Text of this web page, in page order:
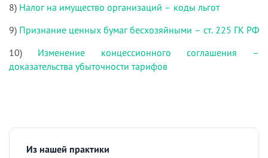
8) Налог на имущество организаций – коды льгот
9) Признание ценных бумаг бесхозяйными – ст. 225 ГК РФ
10) Изменение концессионного соглашения –
доказательства убыточности тарифов
Из нашей практики